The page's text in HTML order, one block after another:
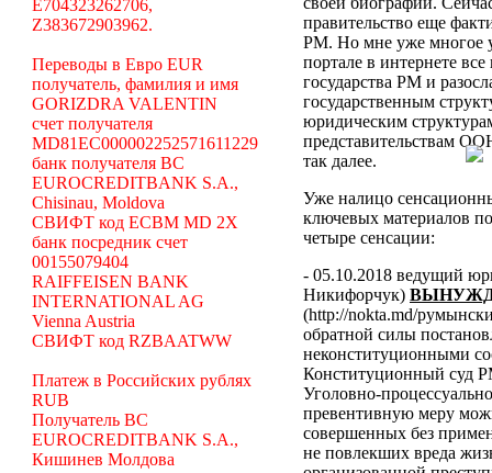
E704323262706,
Z383672903962.
Переводы в Евро EUR
получатель, фамилия и имя
GORIZDRA VALENTIN
счет получателя
MD81EC000002252571611229
банк получателя BC
EUROCREDITBANK S.A.,
Chisinau, Moldova
СВИФТ код ECBM MD 2X
банк посредник счет
00155079404
RAIFFEISEN BANK
INTERNATIONAL AG
Vienna Austria
СВИФТ код RZBAATWW
Платеж в Российских рублях
RUB
Получатель BC
EUROCREDITBANK S.A.,
Кишинев Молдова
правительство еще
РМ. Но мне уже многое
портале в интернете
государства РМ и
государственным
юридическим
представительствам
так далее.
Уже налицо
ключевых материалов
четыре сенсации:
- 05.10.2018 ведущий
Никифорчук)
(http://nokta.md/
обратной силы
неконституционными
Конституционный суд
Уголовно-
превентивную меру
совершенных без
не повлекших вреда